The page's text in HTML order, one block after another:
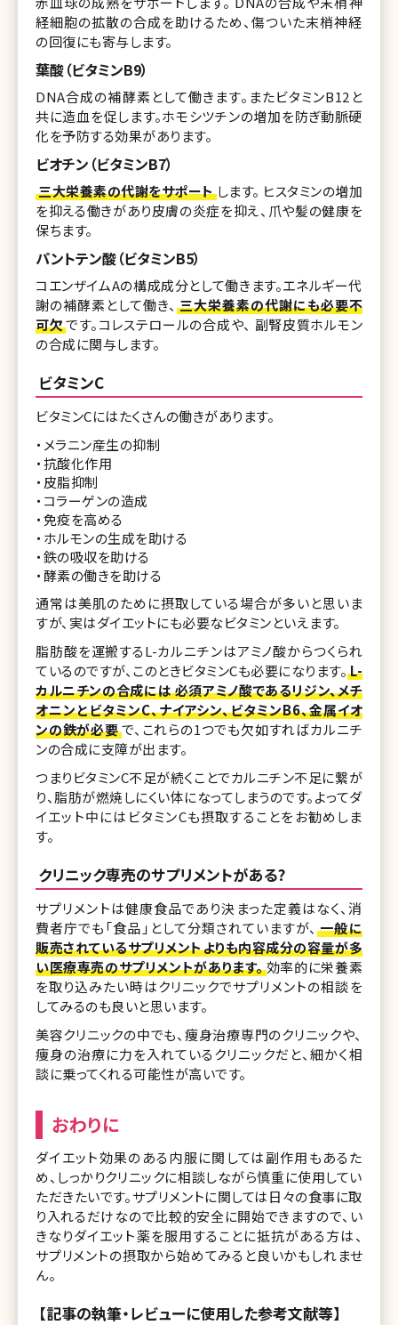
経細胞の拡散の合成を助けるため、傷ついた末梢神経
の回復にも寄与します。
葉酸（ビタミンB9）
DNA合成の補酵素として働きます。またビタミンB12と
共に造血を促します。ホモシツチンの増加を防ぎ動脈硬
化を予防する効果があります。
ビオチン（ビタミンB7）
三大栄養素の代謝をサポートします。 ヒスタミンの増加
を抑える働きがあり皮膚の炎症を抑え、爪や髪の健康を
保ちます。
パントテン酸（ビタミンB5）
コエンザイムAの構成成分として働きます。エネルギー代
謝の補酵素として働き、 三大栄養素の代謝にも必要不
可欠です。コレステロールの合成や、 副腎皮質ホルモン
の合成に関与します。
ビタミンC
ビタミンCにはたくさんの働きがあります。
・メラニン産生の抑制
・抗酸化作用
・皮脂抑制
・コラーゲンの造成
・免疫を高める
・ホルモンの生成を助ける
・鉄の吸収を助ける
・酵素の働きを助ける
通常は美肌のために摂取している場合が多いと思いま
すが、実はダイエットにも必要なビタミンといえます。
脂肪酸を運搬するL-カルニチンはアミノ酸からつくられ
ているのですが、このときビタミンCも必要になります。 L-
カルニチンの合成には 必須アミノ酸であるリジン、メチ
オニンとビタミンC、ナイアシン、ビタミンB6、金属イオ
ンの鉄が必要で、これらの1つでも欠如すればカルニチ
ンの合成に支障が出ます。
つまりビタミンC不足が続くことでカルニチン不足に繋が
り、脂肪が燃焼しにくい体になってしまうのです。よってダ
イエット中にはビタミンCも摂取することをお勧めしま
す。
クリニック専売のサプリメントがある?
サプリメントは健康食品であり決まった定義はなく、消
費者庁でも「食品」として分類されていますが、一般に
販売されているサプリメントよりも内容成分の容量が多
い医療専売のサプリメントがあります。効率的に栄養素
を取り込みたい時はクリニックでサプリメントの相談を
してみるのも良いと思います。
美容クリニックの中でも、痩身治療専門のクリニックや、
痩身の治療に力を入れているクリニックだと、細かく相
談に乗ってくれる可能性が高いです。
おわりに
ダイエット効果のある内服に関しては副作用もあるた
め、しっかりクリニックに相談しながら慎重に使用してい
ただきたいです。サプリメントに関しては日々の食事に取
り入れるだけなので比較的安全に開始できますので、い
きなりダイエット薬を服用することに抵抗がある方は、
サプリメントの摂取から始めてみると良いかもしれませ
ん。
【記事の執筆・レビューに使用した参考文献等】